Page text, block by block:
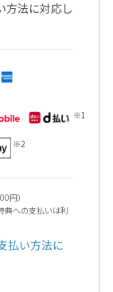
方法に対応し
円）
への支払いは利
払い方法に